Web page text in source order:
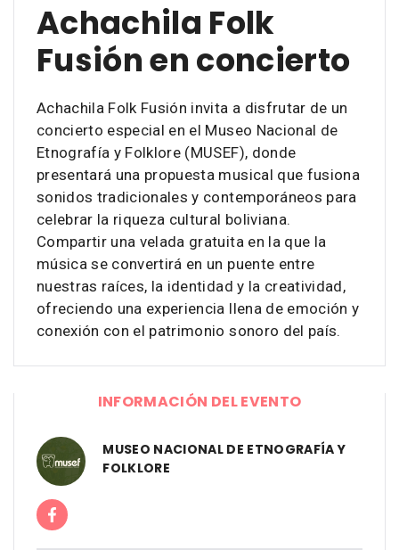
Achachila Folk
Fusión en concierto
Achachila Folk Fusión invita a disfrutar de un
concierto especial en el Museo Nacional de
Etnografía y Folklore (MUSEF), donde
presentará una propuesta musical que fusiona
sonidos tradicionales y contemporáneos para
celebrar la riqueza cultural boliviana.
Compartir una velada gratuita en la que la
música se convertirá en un puente entre
nuestras raíces, la identidad y la creatividad,
ofreciendo una experiencia llena de emoción y
conexión con el patrimonio sonoro del país.
INFORMACIÓN DEL EVENTO
MUSEO NACIONAL DE ETNOGRAFÍA Y
FOLKLORE